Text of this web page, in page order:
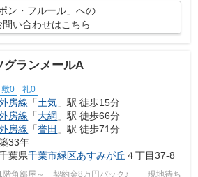
ポン・フルール」への
問い合わせはこちら
グランメールA
敷0 礼0
房線 「土気 」駅 徒歩15分
房線 「大網 」駅 徒歩66分
房線 「誉田 」駅 徒歩71分
33年
葉県千葉市緑区あすみが丘 ４丁目37-8
1階角部屋～ 契約金8万円パック♪ 現地待ち